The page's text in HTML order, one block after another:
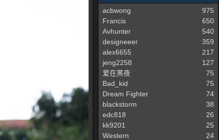
acbwong
975
Francis
650
Avhunter
540
designeeer
359
alex6655
217
jeng2258
127
爱在黑夜
75
Bad_kid
75
Dream Fighter
74
blackstorm
38
edc818
26
kk9201
25
Western
24